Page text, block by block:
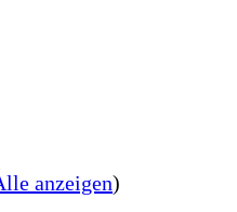
anzeigen)